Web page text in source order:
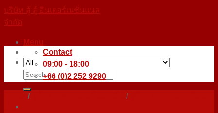
Skip
to
บริษัท สู้ สู้ อินเตอร์เนชั่นแนล
จำกัด
Menu
Search
for:
Contact
09:00 - 18:00
+66 (0)2 252 9290
/ /
เย็น